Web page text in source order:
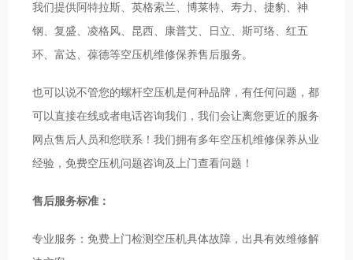
我们提供阿特拉斯、英格索兰、博莱特、寿力、捷豹、神
钢、复盛、凌格风、昆西、康普艾、日立、斯可络、红五
环、富达、葆德等空压机维修保养售后服务。
也可以说不管您的螺杆空压机是何种品牌，有任何问题，都
可以直接在线或者电话咨询我们，我们会让离您更近的服务
网点售后人员和您联系！我们拥有多年空压机维修保养从业
经验，免费空压机问题咨询及上门查看问题！
售后服务标准：
专业服务：免费上门检测空压机具体故障，出具有效维修解